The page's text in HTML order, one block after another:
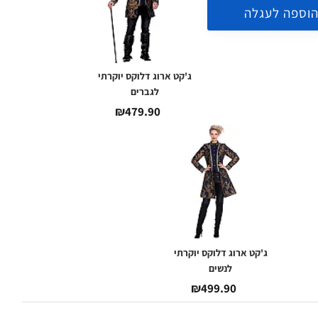
לעגלה
ג'קט ארוג דלוקס יוקרתי
לגברים
₪479.90
ג'קט ארוג דלוקס יוקרתי
לנשים
₪499.90